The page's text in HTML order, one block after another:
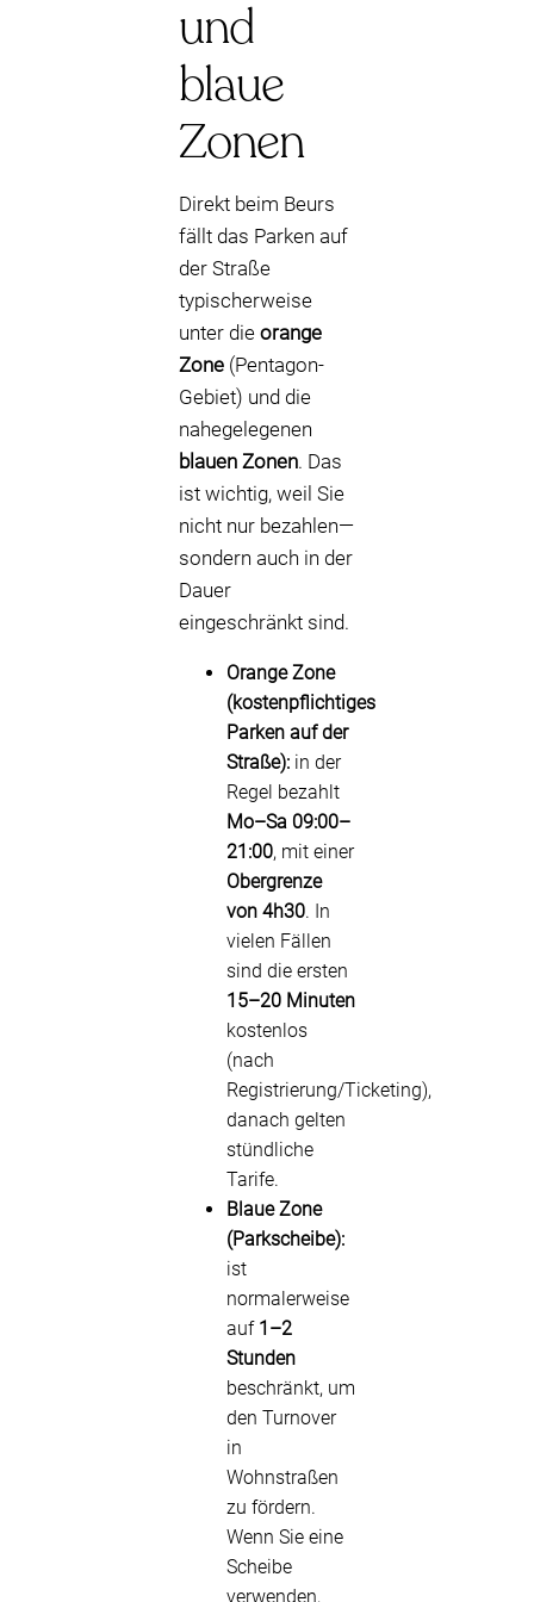
und
blaue
Zonen
Direkt beim Beurs
fällt das Parken auf
der Straße
typischerweise
unter die orange
Zone (Pentagon-
Gebiet) und die
nahegelegenen
blauen Zonen. Das
ist wichtig, weil Sie
nicht nur bezahlen—
sondern auch in der
Dauer
eingeschränkt sind.
Orange Zone
(kostenpflichtiges
Parken auf der
Straße): in der
Regel bezahlt
Mo–Sa 09:00–
21:00, mit einer
Obergrenze
von 4h30. In
vielen Fällen
sind die ersten
15–20 Minuten
kostenlos
(nach
Registrierung/Ticketing),
danach gelten
stündliche
Tarife.
Blaue Zone
(Parkscheibe):
ist
normalerweise
auf 1–2
Stunden
beschränkt, um
den Turnover
in
Wohnstraßen
zu fördern.
Wenn Sie eine
Scheibe
verwenden,